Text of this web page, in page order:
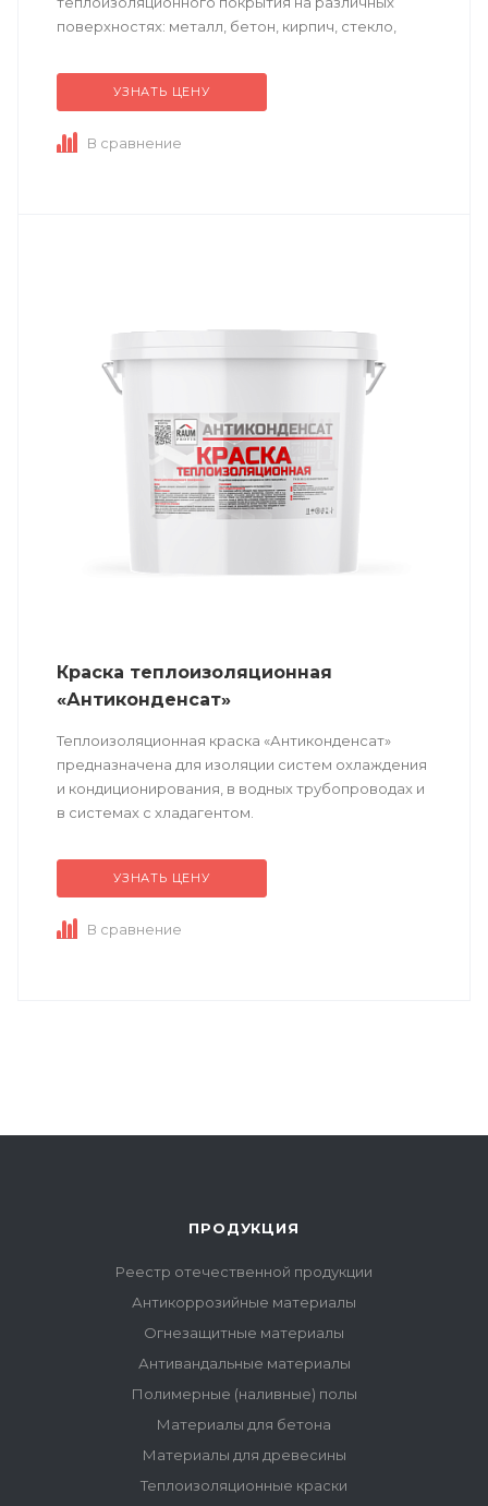
поверхностях: металл, бетон, кирпич, стекло,
УЗНАТЬ ЦЕНУ
В сравнение
Краска теплоизоляционная
«Антиконденсат»
Теплоизоляционная краска «Антиконденсат»
предназначена для изоляции систем охлаждения
и кондиционирования, в водных трубопроводах и
в системах с хладагентом.
Техническое описание
УЗНАТЬ ЦЕНУ
В сравнение
ПРОДУКЦИЯ
Реестр отечественной продукции
Антикоррозийные материалы
Огнезащитные материалы
Антивандальные материалы
Полимерные (наливные) полы
Материалы для бетона
Материалы для древесины
Теплоизоляционные краски